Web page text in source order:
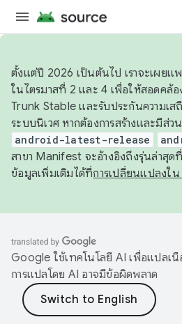
ตั้งแต่ปี 2026 เป็นต้นไป เราจะเผยแ
ในไตรมาสที่ 2 และ 4 เพื่อให้สอดคล้
Trunk Stable และรับประกันความเ
ระบบนิเวศ หากต้องการสร้างและมีส่ว
android-latest-release
สาขา Manifest จะอ้างอิงถึงรุ่นล่าสุด
ข้อมูลเพิ่มเติมได้ที่การเปลี่ยนแปลงใน
Google ใช้เทคโนโลยี AI เพื่อแปลเ
การแปลโดย AI อาจมีข้อผิดพลาด